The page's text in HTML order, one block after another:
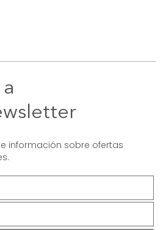
información sobre ofertas